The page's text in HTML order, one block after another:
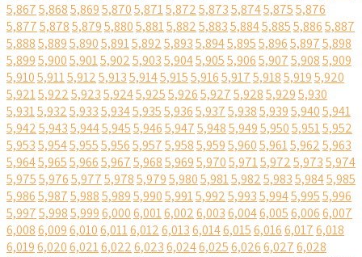
5,8675,8685,8695,8705,8715,8725,8735,8745,8755,876
5,8775,8785,8795,8805,8815,8825,8835,8845,8855,8865,887
5,8885,8895,8905,8915,8925,8935,8945,8955,8965,8975,898
5,8995,9005,9015,9025,9035,9045,9055,9065,9075,9085,909
5,9105,9115,9125,9135,9145,9155,9165,9175,9185,9195,920
5,9215,9225,9235,9245,9255,9265,9275,9285,9295,930
5,9315,9325,9335,9345,9355,9365,9375,9385,9395,9405,941
5,9425,9435,9445,9455,9465,9475,9485,9495,9505,9515,952
5,9535,9545,9555,9565,9575,9585,9595,9605,9615,9625,963
5,9645,9655,9665,9675,9685,9695,9705,9715,9725,9735,974
5,9755,9765,9775,9785,9795,9805,9815,9825,9835,9845,985
5,9865,9875,9885,9895,9905,9915,9925,9935,9945,9955,996
5,9975,9985,9996,0006,0016,0026,0036,0046,0056,0066,007
6,0086,0096,0106,0116,0126,0136,0146,0156,0166,0176,018
6,0196,0206,0216,0226,0236,0246,0256,0266,0276,028